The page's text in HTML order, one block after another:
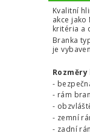
Kvalitní
akce
kritéria a
Branka
je
-
- rám
-
- zemní
- zadní